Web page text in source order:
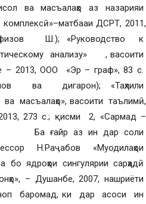
ва масъалаҳо аз назарияи
ДСРТ, 2011,
Ш.); «Руководство к
анализу» , васоити
– 2013, ООО «Эр – граф», 83 с.
ва дигарон); «Таҳлили
масъалаҳо», васоити таълимӣ,
273 с.; қисми 2, «Сармад –
ғайр аз ин дар соли
Н.Раҷабов «Муодилаҳои
бо ядроҳои сингулярии сарҳадӣ
– Душанбе, 2007, нашриёти
баромад, ки дар асоси ин